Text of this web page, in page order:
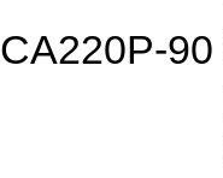
CA220P-90